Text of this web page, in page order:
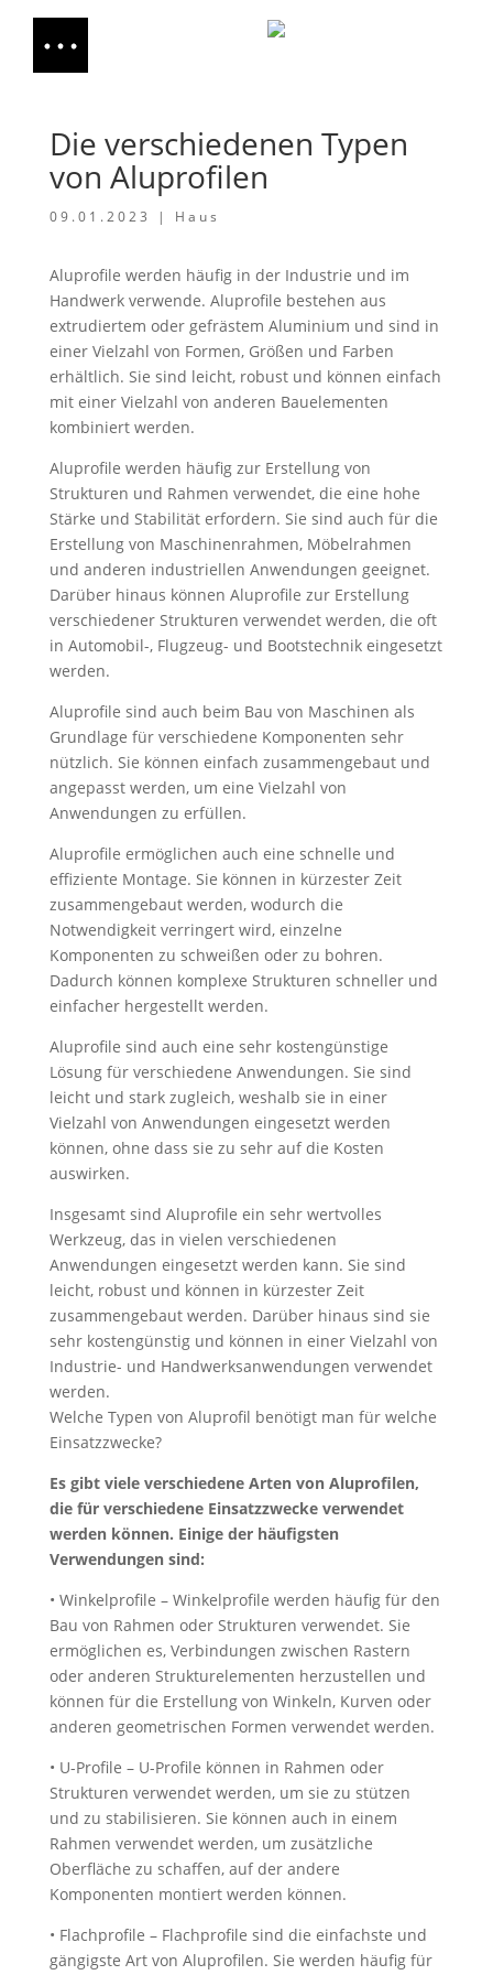
Die verschiedenen Typen
von Aluprofilen
09.01.2023 | Haus
Aluprofile werden häufig in der Industrie und im
Handwerk verwende. Aluprofile bestehen aus
extrudiertem oder gefrästem Aluminium und sind in
einer Vielzahl von Formen, Größen und Farben
erhältlich. Sie sind leicht, robust und können einfach
mit einer Vielzahl von anderen Bauelementen
kombiniert werden.
Aluprofile werden häufig zur Erstellung von
Strukturen und Rahmen verwendet, die eine hohe
Stärke und Stabilität erfordern. Sie sind auch für die
Erstellung von Maschinenrahmen, Möbelrahmen
und anderen industriellen Anwendungen geeignet.
Darüber hinaus können Aluprofile zur Erstellung
verschiedener Strukturen verwendet werden, die oft
in Automobil-, Flugzeug- und Bootstechnik eingesetzt
werden.
Aluprofile sind auch beim Bau von Maschinen als
Grundlage für verschiedene Komponenten sehr
nützlich. Sie können einfach zusammengebaut und
angepasst werden, um eine Vielzahl von
Anwendungen zu erfüllen.
Aluprofile ermöglichen auch eine schnelle und
effiziente Montage. Sie können in kürzester Zeit
zusammengebaut werden, wodurch die
Notwendigkeit verringert wird, einzelne
Komponenten zu schweißen oder zu bohren.
Dadurch können komplexe Strukturen schneller und
einfacher hergestellt werden.
Aluprofile sind auch eine sehr kostengünstige
Lösung für verschiedene Anwendungen. Sie sind
leicht und stark zugleich, weshalb sie in einer
Vielzahl von Anwendungen eingesetzt werden
können, ohne dass sie zu sehr auf die Kosten
auswirken.
Insgesamt sind Aluprofile ein sehr wertvolles
Werkzeug, das in vielen verschiedenen
Anwendungen eingesetzt werden kann. Sie sind
leicht, robust und können in kürzester Zeit
zusammengebaut werden. Darüber hinaus sind sie
sehr kostengünstig und können in einer Vielzahl von
Industrie- und Handwerksanwendungen verwendet
werden.
Welche Typen von Aluprofil benötigt man für welche
Einsatzzwecke?
Es gibt viele verschiedene Arten von Aluprofilen,
die für verschiedene Einsatzzwecke verwendet
werden können. Einige der häufigsten
Verwendungen sind:
• Winkelprofile – Winkelprofile werden häufig für den
Bau von Rahmen oder Strukturen verwendet. Sie
ermöglichen es, Verbindungen zwischen Rastern
oder anderen Strukturelementen herzustellen und
können für die Erstellung von Winkeln, Kurven oder
anderen geometrischen Formen verwendet werden.
• U-Profile – U-Profile können in Rahmen oder
Strukturen verwendet werden, um sie zu stützen
und zu stabilisieren. Sie können auch in einem
Rahmen verwendet werden, um zusätzliche
Oberfläche zu schaffen, auf der andere
Komponenten montiert werden können.
• Flachprofile – Flachprofile sind die einfachste und
gängigste Art von Aluprofilen. Sie werden häufig für